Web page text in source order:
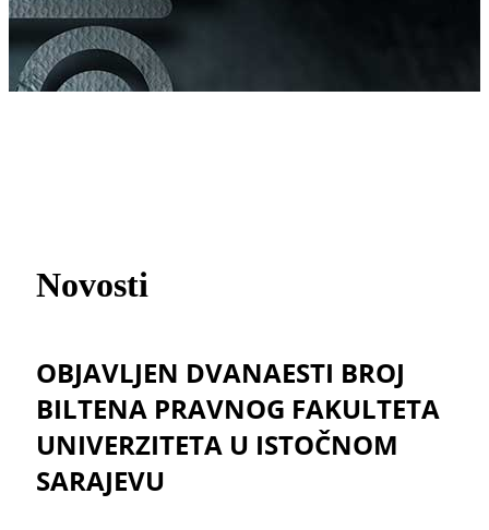
Novosti
OBJAVLJEN DVANAESTI BROJ
BILTENA PRAVNOG FAKULTETA
UNIVERZITETA U ISTOČNOM
SARAJEVU